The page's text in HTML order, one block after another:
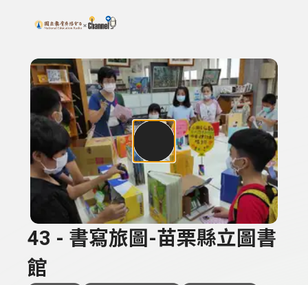
上方功能區塊
搜尋關鍵字：可輸入節目名稱、主持人或關鍵字
43 - 書寫旅圖-苗栗縣立圖書
館